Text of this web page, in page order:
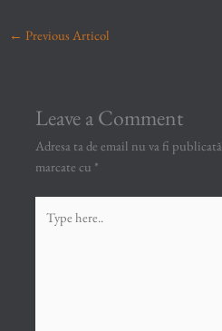
← Previous Articol
Leave a Comment
Adresa ta de email nu va fi publicată.
marcate cu *
here..